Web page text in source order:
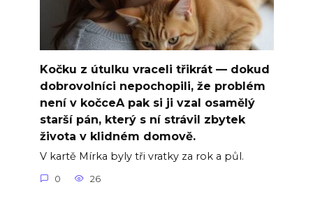
Kočku z útulku vraceli třikrát — dokud
dobrovolníci nepochopili, že problém
není v kočceA pak si ji vzal osamělý
starší pán, který s ní strávil zbytek
života v klidném domově.
V kartě Mírka byly tři vratky za rok a půl.
0 26